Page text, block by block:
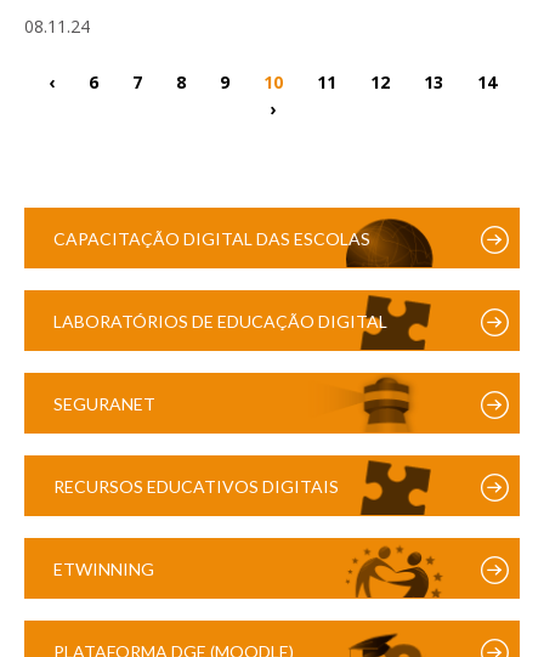
08.11.24
‹ 6 7 8 9 10 11 12 13
14
›
CAPACITAÇÃO DIGITAL DAS ESCOLAS
LABORATÓRIOS DE EDUCAÇÃO DIGITAL
SEGURANET
RECURSOS EDUCATIVOS DIGITAIS
ETWINNING
PLATAFORMA DGE (MOODLE)